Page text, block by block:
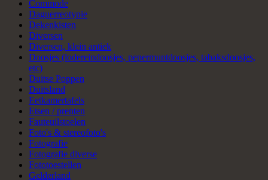
Commode
Daguerreotypie
Dekenkisten
Diversen
Diversen, klein antiek
Doosjes (lodereindoosjes, pepermuntdoosjes, tabaksdoosjes,
etc)
Duitse Poppen
Duitsland
Eetkamertafels
Etsen / prenten
Fauteuilstoelen
Foto's & stereofoto's
Fotografie
Fotografie diverse
Fototoestellen
Gelderland